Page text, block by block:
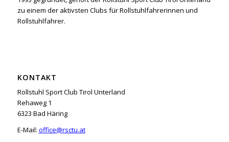
zu einem der aktivsten Clubs für Rollstuhlfahrerinnen und
Rollstuhlfahrer.
KONTAKT
Rollstuhl Sport Club Tirol Unterland
Rehaweg 1
6323 Bad Häring
E-Mail: office@rsctu.at